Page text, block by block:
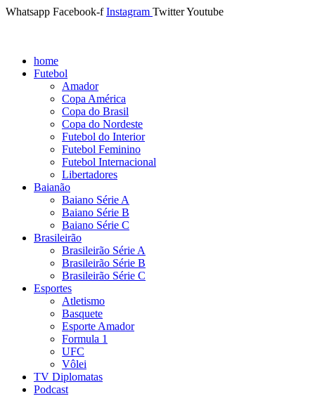
Whatsapp Facebook-f Instagram TwitterYoutube
home
Futebol
Amador
Copa América
Copa do Brasil
Copa do Nordeste
Futebol do Interior
Futebol Feminino
Futebol Internacional
Libertadores
Baianão
Baiano Série A
Baiano Série B
Baiano Série C
Brasileirão
Brasileirão Série A
Brasileirão Série B
Brasileirão Série C
Esportes
Atletismo
Basquete
Esporte Amador
Formula 1
UFC
Vôlei
TV Diplomatas
Podcast